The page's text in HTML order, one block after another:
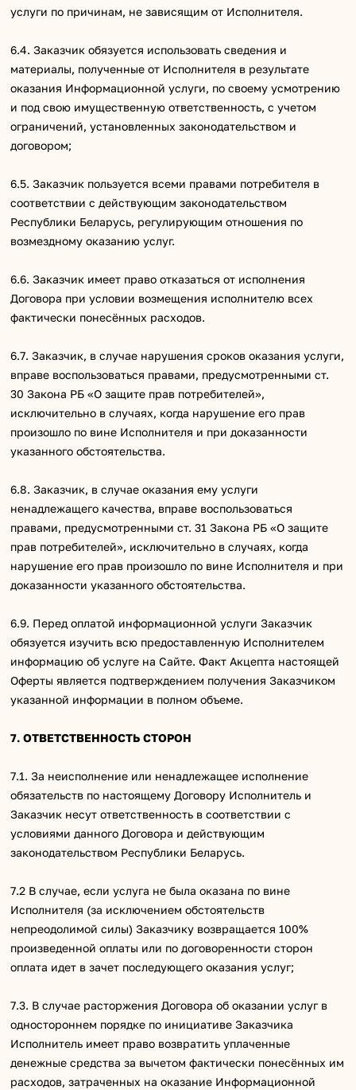
услуги по причинам, не зависящим от Исполнителя.
6.4. Заказчик обязуется использовать сведения и
материалы, полученные от Исполнителя в результате
оказания Информационной услуги, по своему усмотрению
и под свою имущественную ответственность, с учетом
ограничений, установленных законодательством и
договором;
6.5. Заказчик пользуется всеми правами потребителя в
соответствии с действующим законодательством
Республики Беларусь, регулирующим отношения по
возмездному оказанию услуг.
6.6. Заказчик имеет право отказаться от исполнения
Договора при условии возмещения исполнителю всех
фактически понесённых расходов.
6.7. Заказчик, в случае нарушения сроков оказания услуги,
вправе воспользоваться правами, предусмотренными ст.
30 Закона РБ «О защите прав потребителей»,
исключительно в случаях, когда нарушение его прав
произошло по вине Исполнителя и при доказанности
указанного обстоятельства.
6.8. Заказчик, в случае оказания ему услуги
ненадлежащего качества, вправе воспользоваться
правами, предусмотренными ст. 31 Закона РБ «О защите
прав потребителей», исключительно в случаях, когда
нарушение его прав произошло по вине Исполнителя и при
доказанности указанного обстоятельства.
6.9. Перед оплатой информационной услуги Заказчик
обязуется изучить всю предоставленную Исполнителем
информацию об услуге на Сайте. Факт Акцепта настоящей
Оферты является подтверждением получения Заказчиком
указанной информации в полном объеме.
7. ОТВЕТСТВЕННОСТЬ СТОРОН
7.1. За неисполнение или ненадлежащее исполнение
обязательств по настоящему Договору Исполнитель и
Заказчик несут ответственность в соответствии с
условиями данного Договора и действующим
законодательством Республики Беларусь.
7.2 В случае, если услуга не была оказана по вине
Исполнителя (за исключением обстоятельств
непреодолимой силы) Заказчику возвращается 100%
произведенной оплаты или по договоренности сторон
оплата идет в зачет последующего оказания услуг;
7.3. В случае расторжения Договора об оказании услуг в
одностороннем порядке по инициативе Заказчика
Исполнитель имеет право возвратить уплаченные
денежные средства за вычетом фактически понесённых им
расходов, затраченных на оказание Информационной